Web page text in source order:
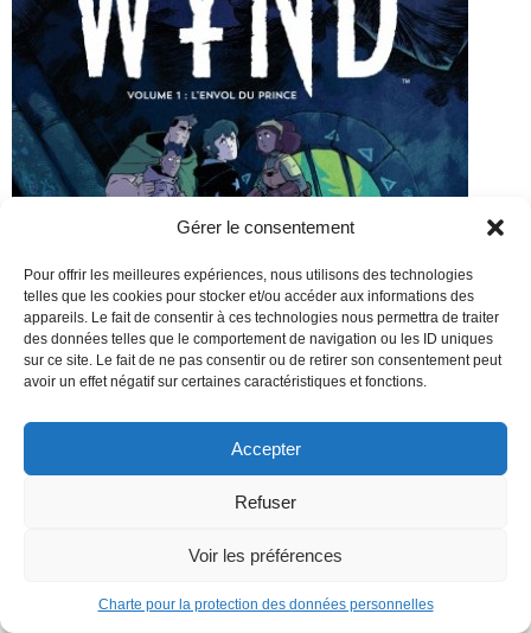
Gérer le consentement
Pour offrir les meilleures expériences, nous utilisons des technologies
telles que les cookies pour stocker et/ou accéder aux informations des
appareils. Le fait de consentir à ces technologies nous permettra de traiter
des données telles que le comportement de navigation ou les ID uniques
sur ce site. Le fait de ne pas consentir ou de retirer son consentement peut
avoir un effet négatif sur certaines caractéristiques et fonctions.
Accepter
Refuser
Voir les préférences
Charte pour la protection des données personnelles